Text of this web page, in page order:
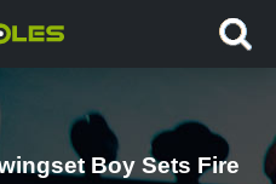
Boy Sets Fire